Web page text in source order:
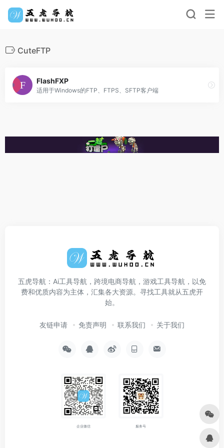
CuteFTP
FlashFXP
适用于Windows的FTP、FTPS、SFTP客户端
五虎导航：Ai工具导航，跨境电商导航，游戏工具导航，以免
费和优质内容为主体，汇集各大资源。寻找工具就从五虎开
始。
友链申请 免责声明 联系我们 关于我们
企业微信 服务号